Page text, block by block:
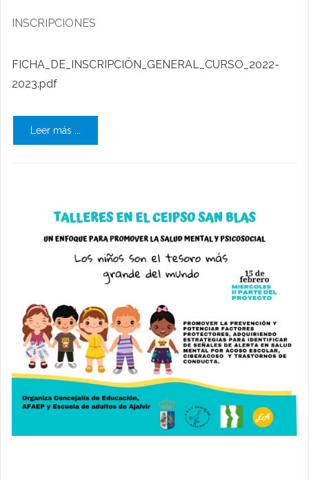
INSCRIPCIONES
FICHA_DE_INSCRIPCIÓN_GENERAL_CURSO_2022-
2023.pdf
Leer más ...